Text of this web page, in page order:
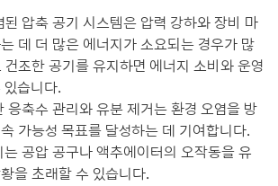
된 압축 공기 시스템은 압력 강하와 장비 마
데 더 많은 에너지가 소요되는 경우가 많
조한 공기를 유지하면 에너지 소비와 운영
습니다.
응축수 관리와 유분 제거는 환경 오염을 방
가능성 목표를 달성하는 데 기여합니다.
는 공압 공구나 액추에이터의 오작동을 유
을 초래할 수 있습니다.